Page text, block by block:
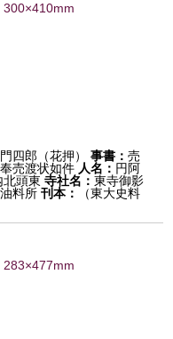
300×410mm
四郎（花押） 事書：売
売渡状如件 人名： 円阿
北頭東 寺社名：東寺御影
料所 刊本：
（東大史料
283×477mm